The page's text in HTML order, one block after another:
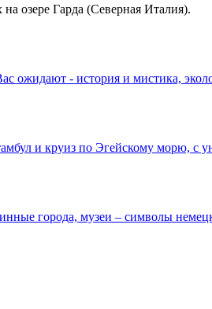
озере Гарда (Северная Италия).
ожидают - история и мистика,
и круиз по Эгейскому морю, с
города, музеи – символы